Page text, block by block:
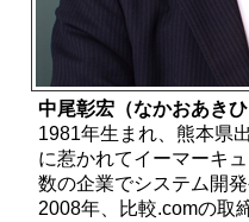
中尾彰宏（なかおあき
1981年生まれ、熊本県
に惹かれてイーマーキ
数の企業でシステム開
2008年、比較.comの取